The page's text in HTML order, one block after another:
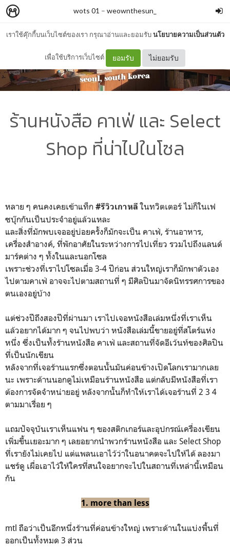
เราใช้คุ๊กกี้บนเว็บไซต์ของเรา กรุณาอ่านและยอมรับนโยบายความเป็นส่วนตัว
เพื่อใช้บริการเว็บไซต์ ยอมรับ ไม่ยอมรับ
wots 01 – weownthesun_
ร้านหนังสือ คาเฟ่ และ Select
Shop ที่น่าไปในโซล
หลาย ๆ คนคงเคยเข้าแท็ก #รีวิวเกาหลี ในทวิตเตอร์ ไม่ก็ในเฟ
ซบุ๊กกันเป็นประจำอยู่แล้วแหละ
และสิ่งที่มักพบเจออยู่บ่อยครั้งก็มักจะเป็น คาเฟ่, ร้านอาหาร,
เครื่องสำอางค์, ที่พักอาศัยในระหว่างการไปเที่ยว รวมไปถึงแลนด์
มาร์คต่าง ๆ ทั้งในและนอกโซล
เพราะช่วงที่เราไปโซลเมื่อ 3-4 ปีก่อน ส่วนใหญ่เราก็มักพาตัวเอง
ไปตามคาเฟ่ อาจจะไปตามสถานที่ ๆ มีศิลปินมาจัดนิทรรศการของ
ตนเองอยู่บ้าง
แต่ช่วงปีถึงสองปีที่ผ่านมา เราไปเจอหนังสือเล่มหนึ่งที่เราเห็น
แล้วอยากได้มาก ๆ จนไปพบว่า หนังสือเล่มนี้ขายอยู่ที่สโตร์แห่ง
หนึ่ง ซึ่งเป็นทั้งร้านหนังสือ คาเฟ่ และสถานที่จัดอีเว้นท์ของศิลปิน
ที่เป็นนักเขียน
หลังจากที่เจอร้านแรกซึ่งตอนนั้นมันค่อนข้างเปิดโลกเรามากเลย
นะ เพราะด้านนอกดูไม่เหมือนร้านหนังสือ แต่กลับมีหนังสือที่เรา
ต้องการจัดจำหน่ายอยู่ หลังจากนั้นก็ทำให้เราได้เจอร้านที่ 2 3 4
ตามมาเรื่อย ๆ
แถมปัจจุบันเราเห็นแฟน ๆ ของสติกเกอร์และอุปกรณ์เครื่องเขียน
เพิ่มขึ้นเยอะมาก ๆ เลยอยากนำพวกร้านหนังสือ และ Select Shop
ที่เรายังไม่เคยไป แต่แพลนเอาไว้ว่าในอนาคตจะไปให้ได้ ลองมา
แชร์ดู เผื่อเอาไว้ให้ใครที่สนใจอยากจะไปในสถานที่เหล่านี้เหมือน
กัน
1. more than less
mtl ถือว่าเป็นอีกหนึ่งร้านที่ค่อนข้างใหญ่ เพราะด้านในแบ่งพื้นที่
ออกเป็นทั้งหมด 3 ส่วน